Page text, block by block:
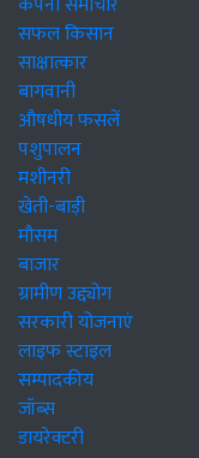
सफल किसान
साक्षात्कार
बागवानी
औषधीय फसलें
पशुपालन
मशीनरी
खेती-बाड़ी
मौसम
बाजार
ग्रामीण उद्द्योग
सरकारी योजनाएं
लाइफ स्टाइल
सम्पादकीय
जॉब्स
डायरेक्टरी